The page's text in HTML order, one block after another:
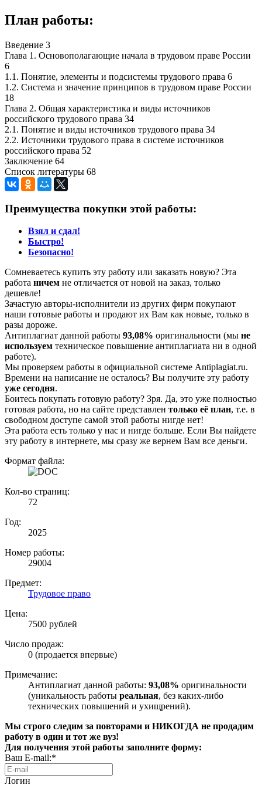
План работы:
Введение 3
Глава 1. Основополагающие начала в трудовом праве России
6
1.1. Понятие, элементы и подсистемы трудового права 6
1.2. Система и значение принципов в трудовом праве России
18
Глава 2. Общая характеристика и виды источников
российского трудового права 34
2.1. Понятие и виды источников трудового права 34
2.2. Источники трудового права в системе источников
российского права 52
Заключение 64
Список литературы 68
Преимущества покупки этой работы:
Взял и сдал!
Быстро!
Безопасно!
Сомневаетесь купить эту работу или заказать новую? Эта
работа ничем не отличается от новой на заказ, только
дешевле!
Зачастую авторы-исполнители из других фирм покупают
наши готовые работы и продают их Вам как новые, только в
разы дороже.
Антиплагиат данной работы 93,08% оригинальности (мы не
используем техническое повышение антиплагиата ни в одной
работе).
Мы проверяем работы в официальной системе Аntiplagiat.ru.
Времени на написание не осталось? Вы получите эту работу
уже сегодня.
Боитесь покупать готовую работу? Зря. Да, это уже полностью
готовая работа, но на сайте представлен только её план, т.е. в
свободном доступе самой этой работы нигде нет!
Эта работа есть только у нас и нигде больше. Если Вы найдете
эту работу в интернете, мы сразу же вернем Вам все деньги.
Формат файла:
Кол-во страниц:
72
Год:
2025
Номер работы:
29004
Предмет:
Трудовое право
Цена:
7500 рублей
Число продаж:
0 (продается впервые)
Примечание:
Антиплагиат данной работы: 93,08% оригинальности
(уникальность работы реальная, без каких-либо
технических повышений и ухищрений).
Мы строго следим за повторами и НИКОГДА не продадим
работу в один и тот же вуз!
Для получения этой работы заполните форму:
Ваш E-mail:*
Логин